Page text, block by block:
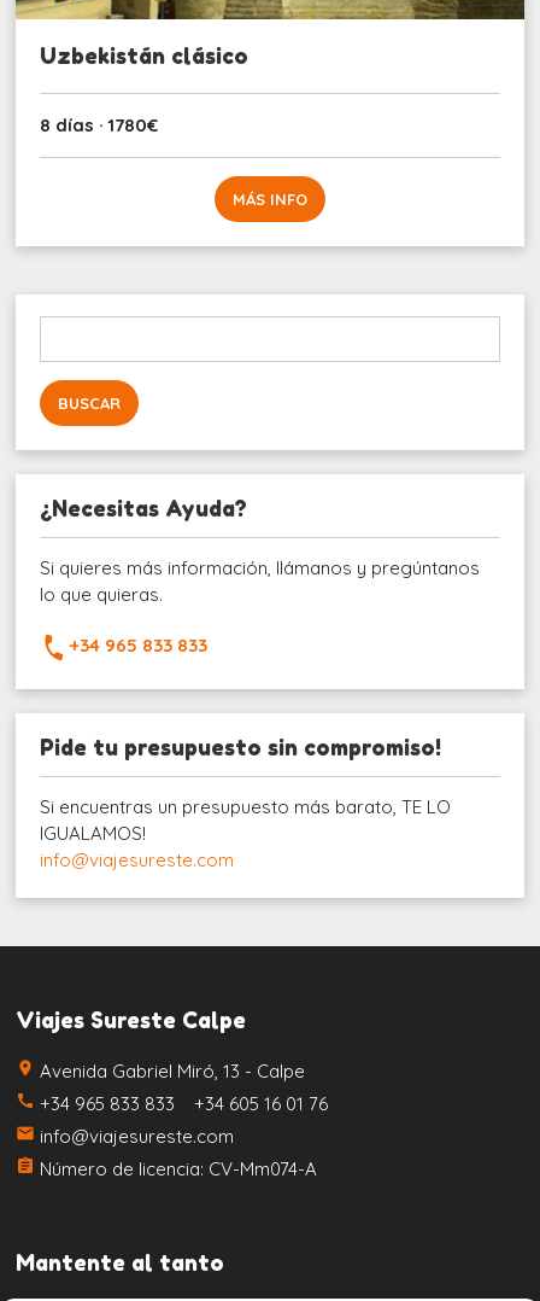
Uzbekistán clásico
8 días · 1780€
MÁS INFO
¿Necesitas Ayuda?
Si quieres más información, llámanos y pregúntanos
lo que quieras.
+34 965 833 833
Pide tu presupuesto sin compromiso!
Si encuentras un presupuesto más barato, TE LO
IGUALAMOS!
info@viajesureste.com
Viajes Sureste Calpe
place Avenida Gabriel Miró, 13 - Calpe
call +34 965 833 833 +34 605 16 01 76
email info@viajesureste.com
assignment Número de licencia: CV-Mm074-A
Mantente al tanto